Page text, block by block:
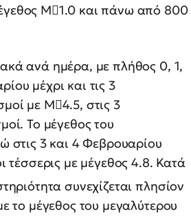
Μ1.0 και πάνω από 800
ανά ημέρα, με πλήθος 0, 1,
μέχρι και τις 3
με Μ4.5, στις 3
Το μέγεθος του
στις 3 και 4 Φεβρουαρίου
τέσσερις με μέγεθος 4.8. Κατά
συνεχίζεται πλησίον
το μέγεθος του μεγαλύτερου